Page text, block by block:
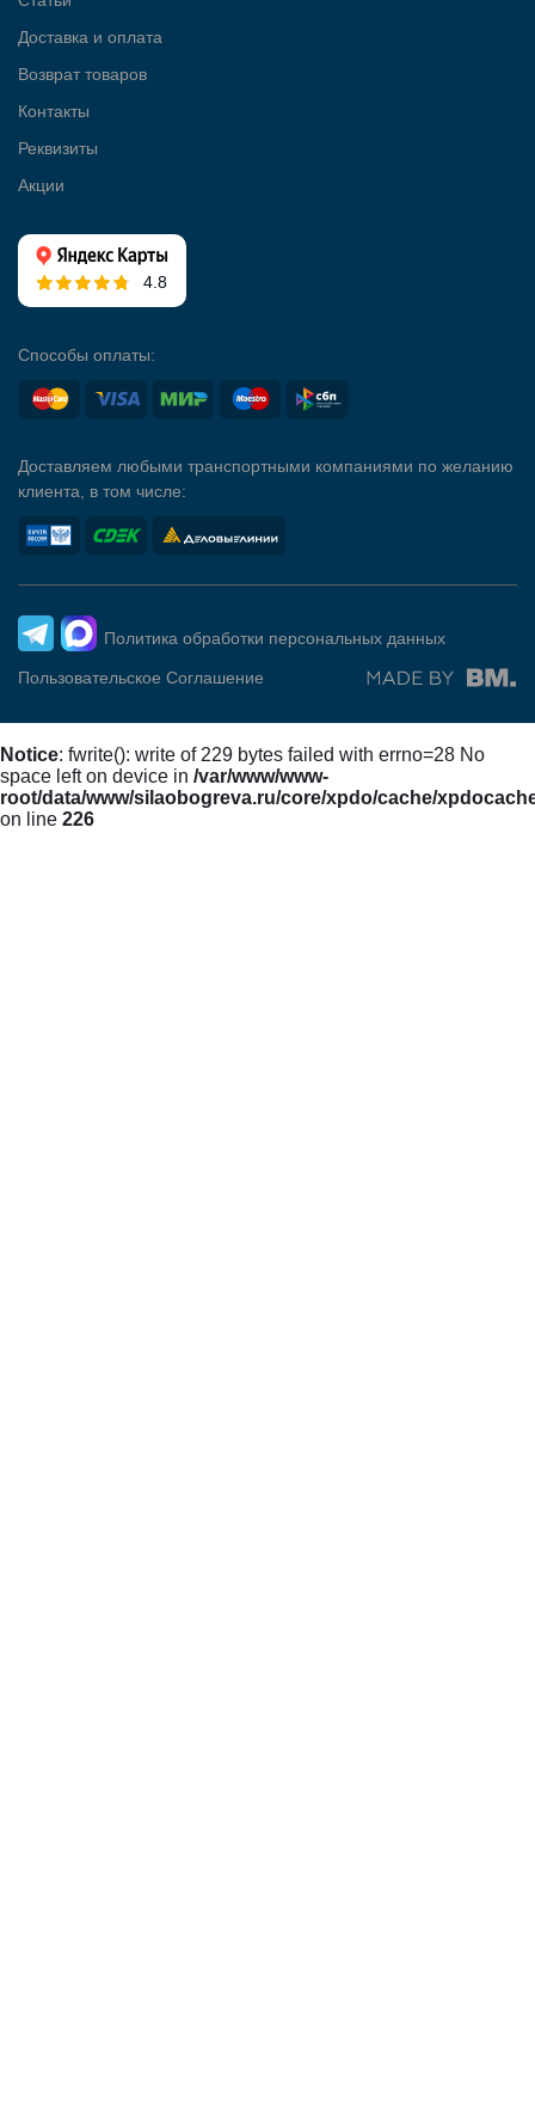
Доставка и оплата
Возврат товаров
Контакты
Реквизиты
Акции
4.8
Способы оплаты:
Доставляем любыми транспортными компаниями по желанию
клиента, в том числе:
Политика обработки персональных данных
Пользовательское Соглашение
Notice: fwrite(): write of 229 bytes failed with errno=28 No
space left on device in /var/www/www-
root/data/www/silaobogreva.ru/core/xpdo/cache/
on line 226